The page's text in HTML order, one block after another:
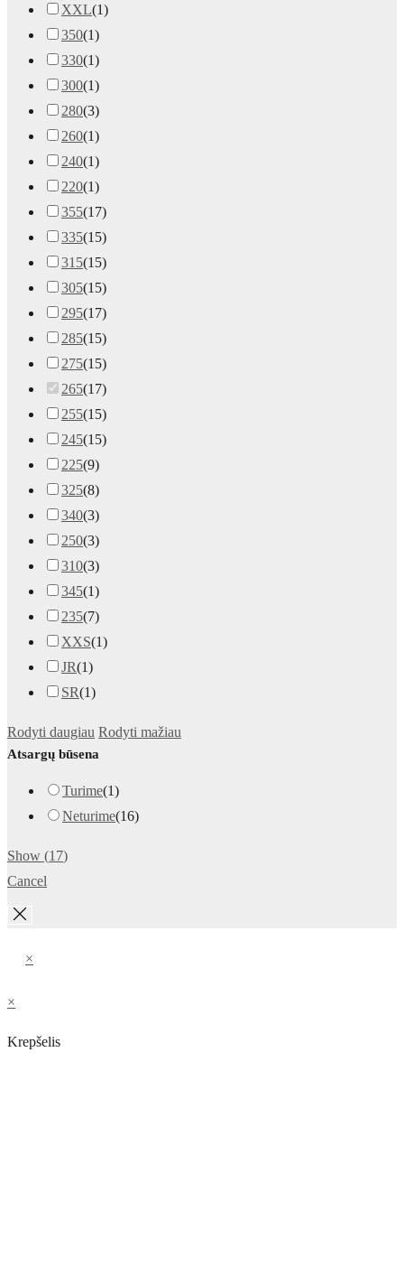
XXL(1)
350(1)
330(1)
300(1)
280(3)
260(1)
240(1)
220(1)
355(17)
335(15)
315(15)
305(15)
295(17)
285(15)
275(15)
265(17)
255(15)
245(15)
225(9)
325(8)
340(3)
250(3)
310(3)
345(1)
235(7)
XXS(1)
JR(1)
SR(1)
Rodyti daugiau Rodyti mažiau
Atsargų būsena
Turime(1)
Neturime(16)
Show (17)
Cancel
×
×
Krepšelis